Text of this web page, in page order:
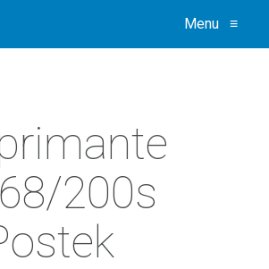
Menu ≡
200s